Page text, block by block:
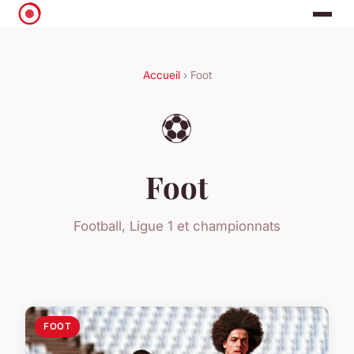
Accueil› Foot
⚽
Foot
Football, Ligue 1 et championnats
FOOT